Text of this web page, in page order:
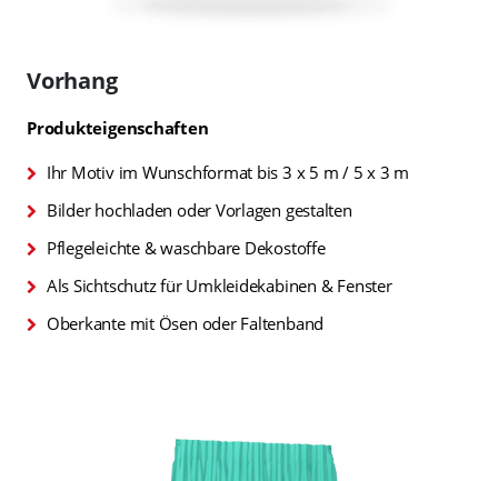
Anfang
der
springen
Vorhang
Produkteigenschaften
Ihr Motiv im Wunschformat bis 3 x 5 m / 5 x 3 m
Bilder hochladen oder Vorlagen gestalten
Pflegeleichte & waschbare Dekostoffe
Als Sichtschutz für Umkleidekabinen & Fenster
Oberkante mit Ösen oder Faltenband